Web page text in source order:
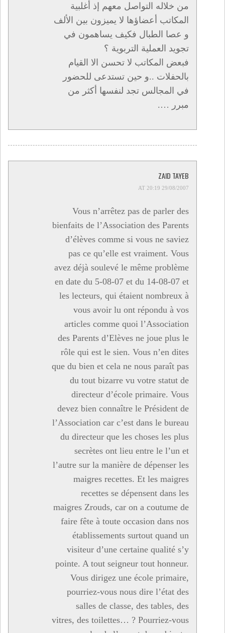
من خلاله التواصل معهم إذ أغلبية
المكاتب أعضاؤها لا يميزون بين الألف
و عصا الطبال فكيف يساهمون في
تجويد العملية التربوية ؟
فبعض المكاتب لا تحسن الا القيام
بالحفلات ..و حين تستدعى للحضور
في المجالس تجد لنفسها أكثر من
مبرر ….
ZAID TAYEB
29/08/2007 AT 20:19
Vous n’arrêtez pas de parler des
bienfaits de l’Association des Parents
d’élèves comme si vous ne saviez
pas ce qu’elle est vraiment. Vous
avez déjà soulevé le même problème
en date du 5-08-07 et du 14-08-07 et
les lecteurs, qui étaient nombreux à
vous avoir lu ont répondu à vos
articles comme quoi l’Association
des Parents d’Elèves ne joue plus le
rôle qui est le sien. Vous n’en dites
que du bien et cela ne nous paraît pas
du tout bizarre vu votre statut de
directeur d’école primaire. Vous
devez bien connaître le Président de
l’Association car c’est dans le bureau
du directeur que les choses les plus
secrètes ont lieu entre le l’un et
l’autre sur la manière de dépenser les
maigres recettes. Et les maigres
recettes se dépensent dans les
maigres Zrouds, car on a coutume de
faire fête à toute occasion dans nos
établissements surtout quand un
visiteur d’une certaine qualité s’y
pointe. A tout seigneur tout honneur.
Vous dirigez une école primaire,
pourriez-vous nous dire l’état des
salles de classe, des tables, des
vitres, des toilettes… ? Pourriez-vous